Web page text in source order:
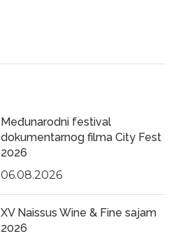
Međunarodni festival
dokumentarnog filma City Fest
2026
06.08.2026
XV Naissus Wine & Fine sajam
2026